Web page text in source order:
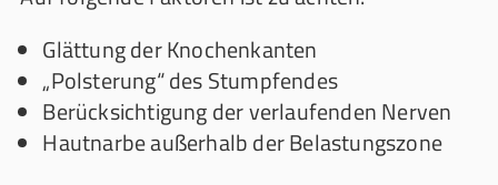
Glättung der Knochenkanten
„Polsterung“ des Stumpfendes
Berücksichtigung der verlaufenden Nerven
Hautnarbe außerhalb der Belastungszone